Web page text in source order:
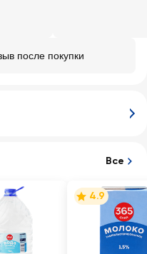
после покупки
Все
4.9